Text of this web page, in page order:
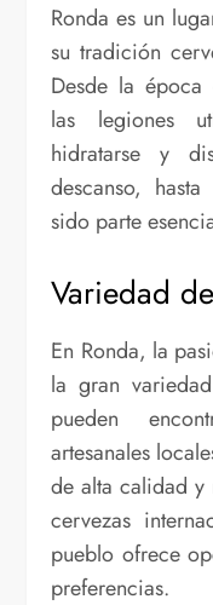
Ronda es un lugar que ha sabido mantener viva
su tradición
Desde la época
las legiones
hidratarse y
descanso,
sido parte
Variedad
En Ronda, la pasión por la cerveza se refleja en
la gran
pueden
artesanales
de alta calidad y
cervezas
pueblo ofrece
preferencias.